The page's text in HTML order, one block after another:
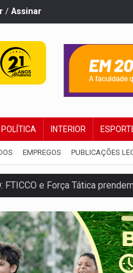
/ Assinar
POLÍTICA INTERIOR
EMPREGOS PUBLICAÇÕES
FTICCO e Força Tática
Prefeitura fortalece
Exército testa inovações no
SOCIOAMBIENTAIS:Em